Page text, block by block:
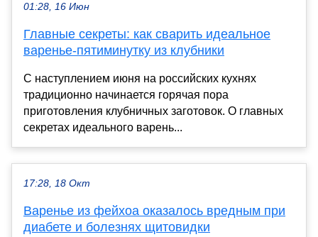
01:28, 16 Июн
Главные секреты: как сварить идеальное
варенье-пятиминутку из клубники
С наступлением июня на российских кухнях
традиционно начинается горячая пора
приготовления клубничных заготовок. О главных
секретах идеального варень...
17:28, 18 Окт
Варенье из фейхоа оказалось вредным при
диабете и болезнях щитовидки